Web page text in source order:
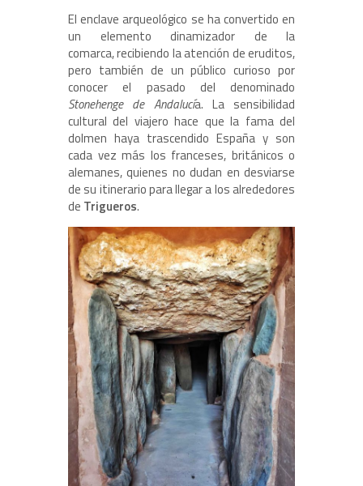
El enclave arqueológico se ha convertido en
un elemento dinamizador de la
comarca, recibiendo la atención de eruditos,
pero también de un público curioso por
conocer el pasado del denominado
Stonehenge de Andalucía. La sensibilidad
cultural del viajero hace que la fama del
dolmen haya trascendido España y son
cada vez más los franceses, británicos o
alemanes, quienes no dudan en desviarse
de su itinerario para llegar a los alrededores
de Trigueros.